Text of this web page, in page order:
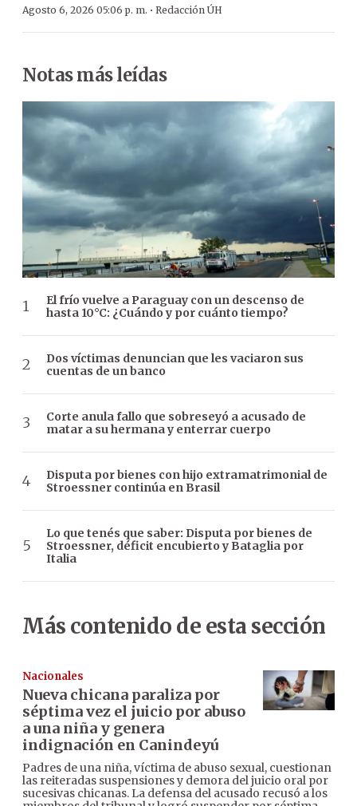
Agosto 6, 2026 05:06 p. m. · Redacción ÚH
Notas más leídas
El frío vuelve a Paraguay con un descenso de
hasta 10°C: ¿Cuándo y por cuánto tiempo?
Dos víctimas denuncian que les vaciaron sus
cuentas de un banco
Corte anula fallo que sobreseyó a acusado de
matar a su hermana y enterrar cuerpo
Disputa por bienes con hijo extramatrimonial de
Stroessner continúa en Brasil
Lo que tenés que saber: Disputa por bienes de
Stroessner, déficit encubierto y Bataglia por
Italia
Más contenido de esta sección
Nacionales
Nueva chicana paraliza por
séptima vez el juicio por abuso
a una niña y genera
indignación en Canindeyú
Padres de una niña, víctima de abuso sexual, cuestionan
las reiteradas suspensiones y demora del juicio oral por
sucesivas chicanas. La defensa del acusado recusó a los